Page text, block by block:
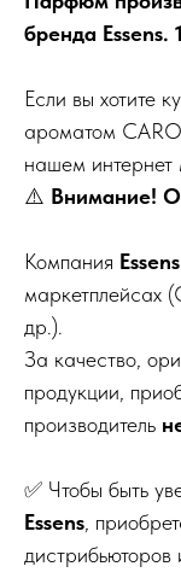
бренда Essens.
Если вы хотите
ароматом
нашем интернет
⚠️ Внимание!
Компания Essens
маркетплейсах
др.).
За качество,
продукции,
производитель
✅ Чтобы быть
Essens,
дистрибьюторов